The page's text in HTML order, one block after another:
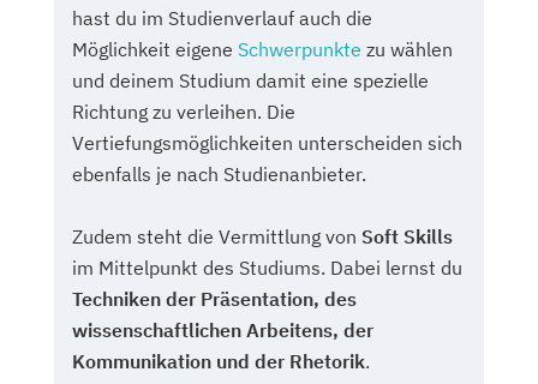
hast du im Studienverlauf auch die
Möglichkeit eigene Schwerpunkte zu wählen
und deinem Studium damit eine spezielle
Richtung zu verleihen. Die
Vertiefungsmöglichkeiten unterscheiden sich
ebenfalls je nach Studienanbieter.
Zudem steht die Vermittlung von Soft Skills
im Mittelpunkt des Studiums. Dabei lernst du
Techniken der Präsentation, des
wissenschaftlichen Arbeitens, der
Kommunikation und der Rhetorik.